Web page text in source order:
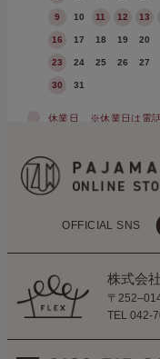
9 10 11 12 13
16 17 18 19 20
23 24 25 26 27
30 31
休業日 ※休業日は電話
OFFICIAL SNS
株式会
〒
TEL 042-